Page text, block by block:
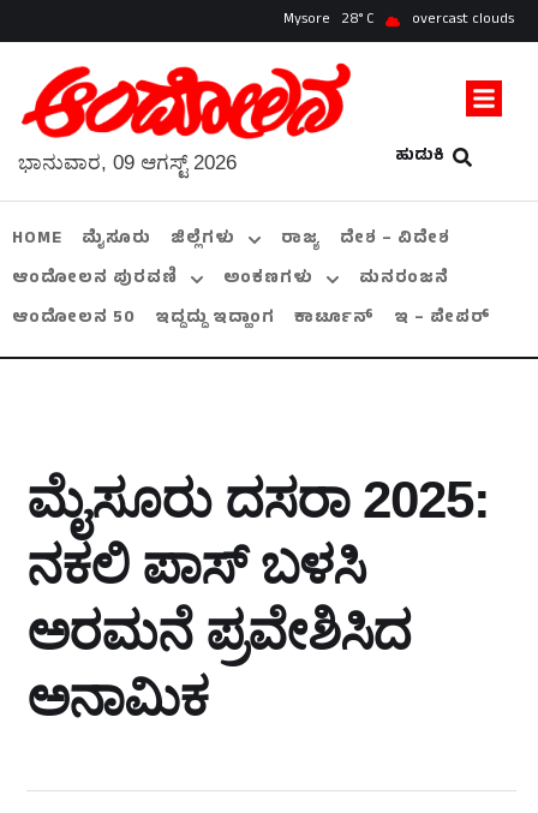
Mysore 28 overcast clouds
ಹುಡುಕಿ
ಭಾನುವಾರ, 09 ಆಗಸ್ಟ್ 2026
HOME ಮೈಸೂರು ಜಿಲ್ಲೆಗಳು ರಾಜ್ಯ
ದೇಶ – ವಿದೇಶ
ಆಂದೋಲನ ಪುರವಣಿ
ಅಂಕಣಗಳು
ಮನರಂಜನೆ
ಆಂದೋಲನ 50
ಇದ್ದದ್ದು ಇದ್ಹಾಂಗ ಕಾರ್ಟೂನ್ ಇ – ಪೇಪರ್
ಮೈಸೂರು ದಸರಾ 2025:
ನಕಲಿ ಪಾಸ್ ಬಳಸಿ
ಅರಮನೆ ಪ್ರವೇಶಿಸಿದ
ಅನಾಮಿಕ